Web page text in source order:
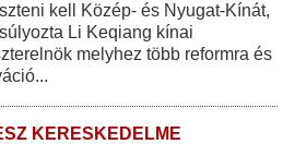
kell Közép- és Nyugat-Kínát,
Li Keqiang kínai
melyhez több reformra és
KERESKEDELME